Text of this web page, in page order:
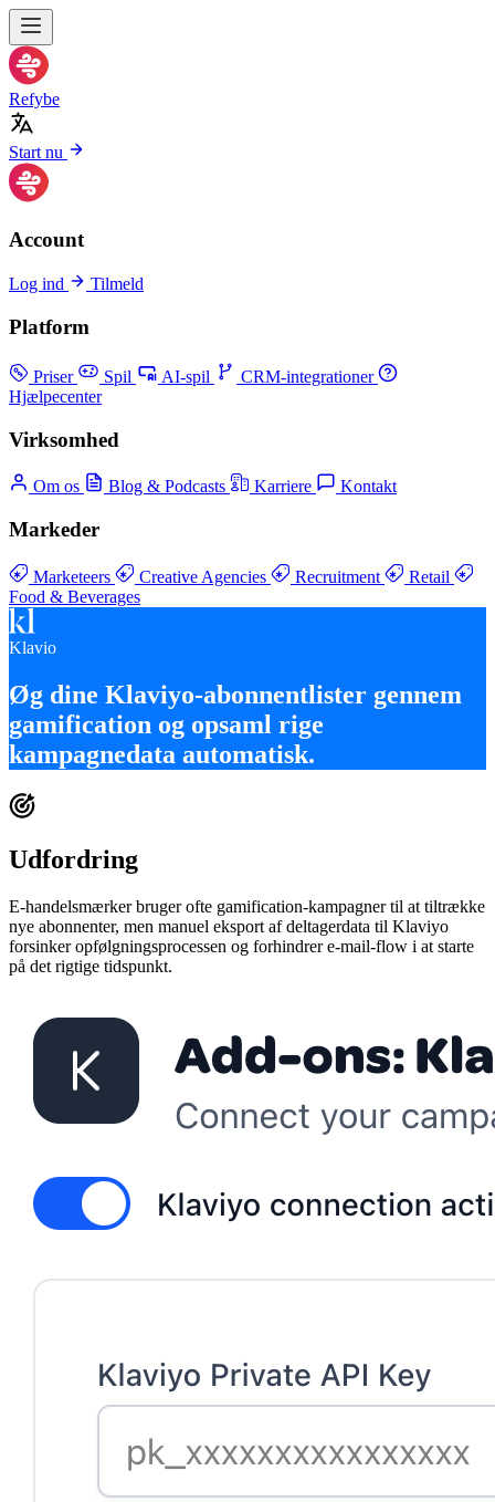
Refybe
Start nu
Account
Log ind Tilmeld
Platform
Priser Spil AI-spil
CRM-integrationer
Hjælpecenter
Virksomhed
Om os Blog & Podcasts Karriere Kontakt
Markeder
Marketeers Creative Agencies Recruitment
Retail
Food & Beverages
Klavio
Øg dine Klaviyo-abonnentlister gennem
gamification og opsaml rige
kampagnedata automatisk.
Udfordring
E-handelsmærker bruger ofte gamification-kampagner til at tiltrække
nye abonnenter, men manuel eksport af deltagerdata til Klaviyo
forsinker opfølgningsprocessen og forhindrer e-mail-flow i at starte
på det rigtige tidspunkt.